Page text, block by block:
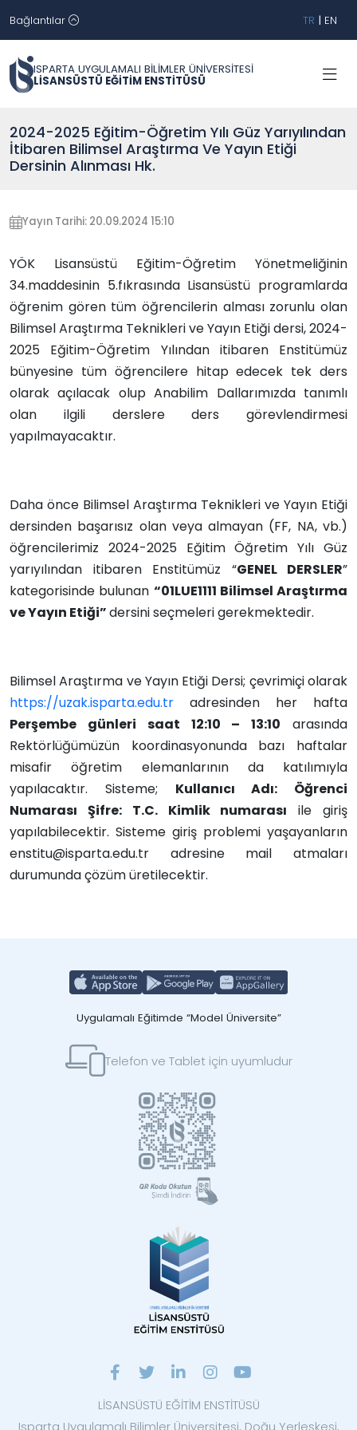
Bağlantılar TR | EN
ISPARTA UYGULAMALI BİLİMLER ÜNİVERSİTESİ
LİSANSÜSTÜ EĞİTİM ENSTİTÜSÜ
2024-2025 Eğitim-Öğretim Yılı Güz Yarıyılından
İtibaren Bilimsel Araştırma Ve Yayın Etiği
Dersinin Alınması Hk.
Yayın Tarihi: 20.09.2024 15:10
YÖK Lisansüstü Eğitim-Öğretim Yönetmeliğinin
34.maddesinin 5.fıkrasında Lisansüstü programlarda
öğrenim gören tüm öğrencilerin alması zorunlu olan
Bilimsel Araştırma Teknikleri ve Yayın Etiği dersi, 2024-
2025 Eğitim-Öğretim Yılından itibaren Enstitümüz
bünyesine tüm öğrencilere hitap edecek tek ders
olarak açılacak olup Anabilim Dallarımızda tanımlı
olan ilgili derslere ders görevlendirmesi
yapılmayacaktır.
Daha önce Bilimsel Araştırma Teknikleri ve Yayın Etiği
dersinden başarısız olan veya almayan (FF, NA, vb.)
öğrencilerimiz 2024-2025 Eğitim Öğretim Yılı Güz
yarıyılından itibaren Enstitümüz “GENEL DERSLER”
kategorisinde bulunan “01LUE1111 Bilimsel Araştırma
ve Yayın Etiği”dersini seçmeleri gerekmektedir.
Bilimsel Araştırma ve Yayın Etiği Dersi; çevrimiçi olarak
https://uzak.isparta.edu.tr adresinden her hafta
Perşembe günleri saat 12:10 – 13:10 arasında
Rektörlüğümüzün koordinasyonunda bazı haftalar
misafir öğretim elemanlarının da katılımıyla
yapılacaktır. Sisteme; Kullanıcı Adı: Öğrenci
Numarası Şifre: T.C. Kimlik numarası ile giriş
yapılabilecektir. Sisteme giriş problemi yaşayanların
enstitu@isparta.edu.tr adresine mail atmaları
durumunda çözüm üretilecektir.
Uygulamalı Eğitimde “Model Üniversite”
Telefon ve Tablet için uyumludur
LİSANSÜSTÜ EĞİTİM ENSTİTÜSÜ
Isparta Uygulamalı Bilimler Üniversitesi, Doğu Yerleşkesi,